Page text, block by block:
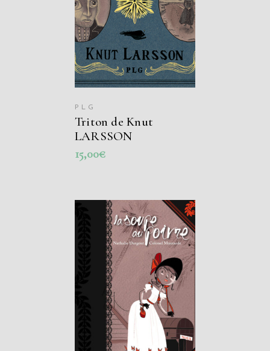
PANIER
PLG
Triton de Knut
LARSSON
15,00€
AJOUTER AU
PANIER